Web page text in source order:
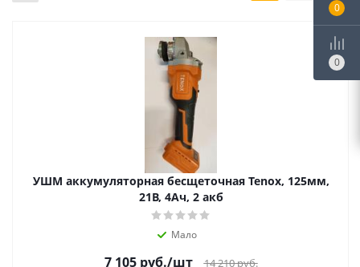
УШМ аккумуляторная бесщеточная Tenox, 125мм,
21В, 4Ач, 2 акб
Мало
7 105руб./шт 14 210руб.
0
0